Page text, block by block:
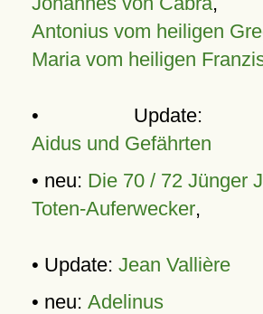
Antonius vom heiligen
Maria vom heiligen
•
Aidus und Gefährten
• neu: Die 70 / 72 Jünger
Toten-Auferwecker,
• Update: Jean Vallière
• neu: Adelinus